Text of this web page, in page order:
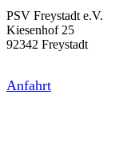
PSV Freystadt e.V.
Kiesenhof 25
92342 Freystadt
Anfahrt